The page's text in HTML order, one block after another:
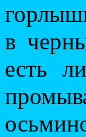
в
есть